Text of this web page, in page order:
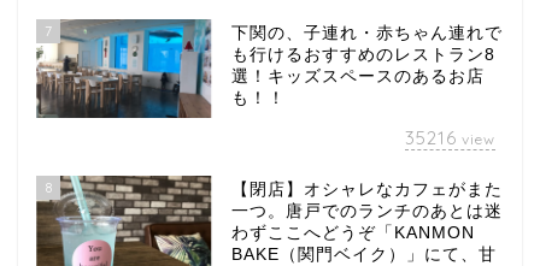
7
下関の、子連れ・赤ちゃん連れで
も行けるおすすめのレストラン8
選！キッズスペースのあるお店
も！！
35216 view
8
【閉店】オシャレなカフェがまた
一つ。唐戸でのランチのあとは迷
わずここへどうぞ「KANMON
BAKE（関門ベイク）」にて、甘